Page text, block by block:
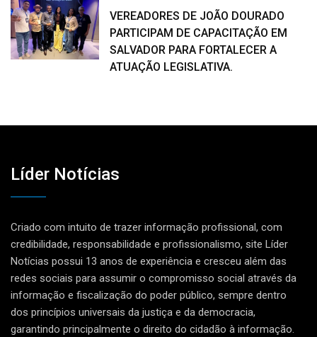
VEREADORES DE JOÃO DOURADO
PARTICIPAM DE CAPACITAÇÃO EM
SALVADOR PARA FORTALECER A
ATUAÇÃO LEGISLATIVA.
Líder Notícias
Criado com intuito de trazer informação profissional, com
credibilidade, responsabilidade e profissionalismo, site Líder
Notícias possui 13 anos de experiência e cresceu além das
redes sociais para assumir o compromisso social através da
informação e fiscalização do poder público, sempre dentro
dos princípios universais da justiça e da democracia,
garantindo principalmente o direito do cidadão à informação.